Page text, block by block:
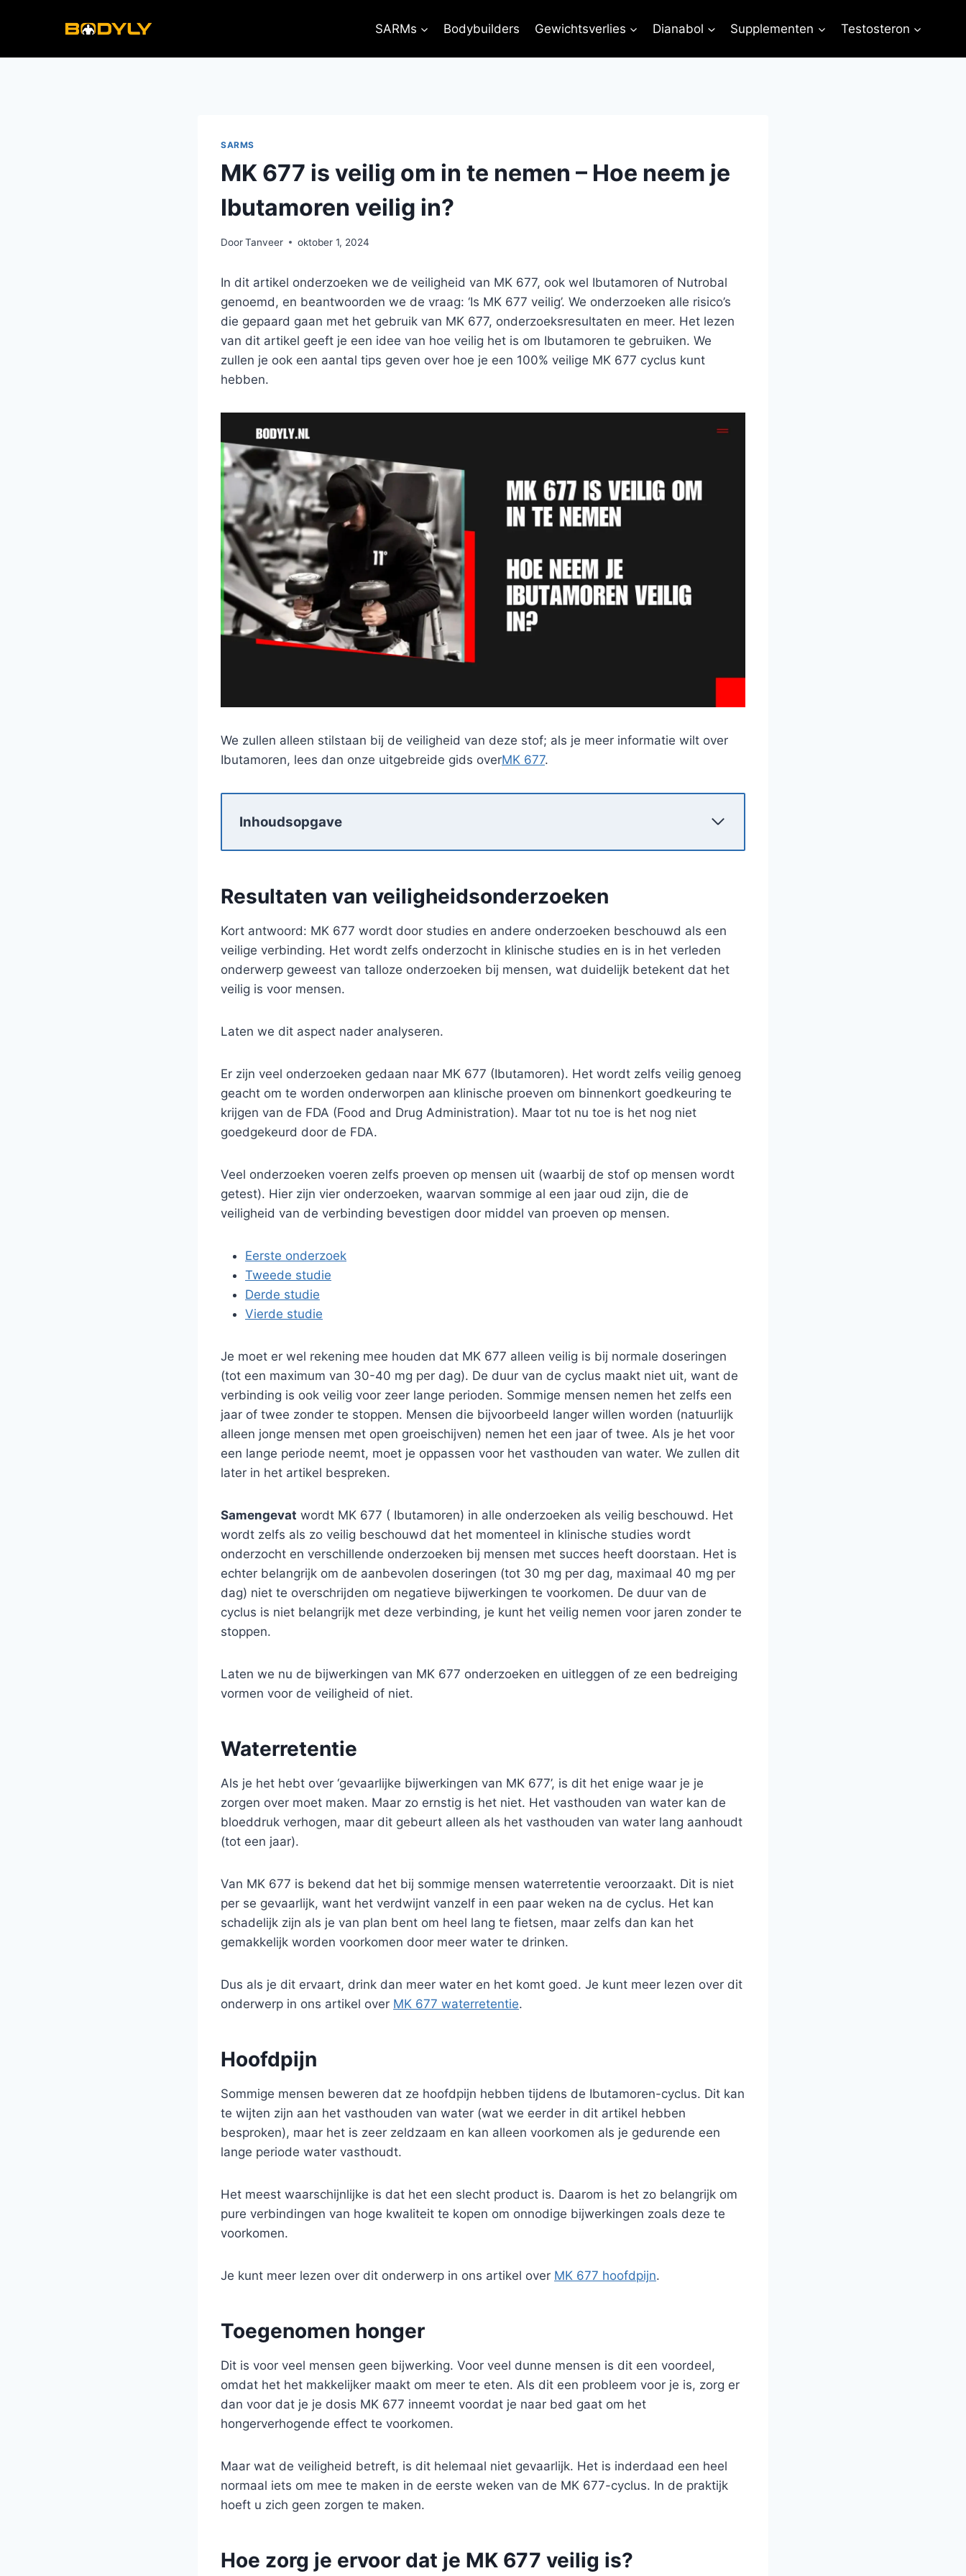
SARMs Bodybuilders Gewichtsverlies Dianabol Supplementen Testosteron
SARMS
MK 677 is veilig om in te nemen – Hoe neem je
Ibutamoren veilig in?
DoorTanveer oktober 1, 2024
In dit artikel onderzoeken we de veiligheid van MK 677, ook wel Ibutamoren of Nutrobal
genoemd, en beantwoorden we de vraag: ‘Is MK 677 veilig’. We onderzoeken alle risico’s
die gepaard gaan met het gebruik van MK 677, onderzoeksresultaten en meer. Het lezen
van dit artikel geeft je een idee van hoe veilig het is om Ibutamoren te gebruiken. We
zullen je ook een aantal tips geven over hoe je een 100% veilige MK 677 cyclus kunt
hebben.
We zullen alleen stilstaan bij de veiligheid van deze stof; als je meer informatie wilt over
Ibutamoren, lees dan onze uitgebreide gids overMK 677.
Inhoudsopgave
Resultaten van veiligheidsonderzoeken
Kort antwoord: MK 677 wordt door studies en andere onderzoeken beschouwd als een
veilige verbinding. Het wordt zelfs onderzocht in klinische studies en is in het verleden
onderwerp geweest van talloze onderzoeken bij mensen, wat duidelijk betekent dat het
veilig is voor mensen.
Laten we dit aspect nader analyseren.
Er zijn veel onderzoeken gedaan naar MK 677 (Ibutamoren). Het wordt zelfs veilig genoeg
geacht om te worden onderworpen aan klinische proeven om binnenkort goedkeuring te
krijgen van de FDA (Food and Drug Administration). Maar tot nu toe is het nog niet
goedgekeurd door de FDA.
Veel onderzoeken voeren zelfs proeven op mensen uit (waarbij de stof op mensen wordt
getest). Hier zijn vier onderzoeken, waarvan sommige al een jaar oud zijn, die de
veiligheid van de verbinding bevestigen door middel van proeven op mensen.
Eerste onderzoek
Tweede studie
Derde studie
Vierde studie
Je moet er wel rekening mee houden dat MK 677 alleen veilig is bij normale doseringen
(tot een maximum van 30-40 mg per dag). De duur van de cyclus maakt niet uit, want de
verbinding is ook veilig voor zeer lange perioden. Sommige mensen nemen het zelfs een
jaar of twee zonder te stoppen. Mensen die bijvoorbeeld langer willen worden (natuurlijk
alleen jonge mensen met open groeischijven) nemen het een jaar of twee. Als je het voor
een lange periode neemt, moet je oppassen voor het vasthouden van water. We zullen dit
later in het artikel bespreken.
Samengevat wordt MK 677 ( Ibutamoren) in alle onderzoeken als veilig beschouwd. Het
wordt zelfs als zo veilig beschouwd dat het momenteel in klinische studies wordt
onderzocht en verschillende onderzoeken bij mensen met succes heeft doorstaan. Het is
echter belangrijk om de aanbevolen doseringen (tot 30 mg per dag, maximaal 40 mg per
dag) niet te overschrijden om negatieve bijwerkingen te voorkomen. De duur van de
cyclus is niet belangrijk met deze verbinding, je kunt het veilig nemen voor jaren zonder te
stoppen.
Laten we nu de bijwerkingen van MK 677 onderzoeken en uitleggen of ze een bedreiging
vormen voor de veiligheid of niet.
Waterretentie
Als je het hebt over ‘gevaarlijke bijwerkingen van MK 677’, is dit het enige waar je je
zorgen over moet maken. Maar zo ernstig is het niet. Het vasthouden van water kan de
bloeddruk verhogen, maar dit gebeurt alleen als het vasthouden van water lang aanhoudt
(tot een jaar).
Van MK 677 is bekend dat het bij sommige mensen waterretentie veroorzaakt. Dit is niet
per se gevaarlijk, want het verdwijnt vanzelf in een paar weken na de cyclus. Het kan
schadelijk zijn als je van plan bent om heel lang te fietsen, maar zelfs dan kan het
gemakkelijk worden voorkomen door meer water te drinken.
Dus als je dit ervaart, drink dan meer water en het komt goed. Je kunt meer lezen over dit
onderwerp in ons artikel over MK 677 waterretentie.
Hoofdpijn
Sommige mensen beweren dat ze hoofdpijn hebben tijdens de Ibutamoren-cyclus. Dit kan
te wijten zijn aan het vasthouden van water (wat we eerder in dit artikel hebben
besproken), maar het is zeer zeldzaam en kan alleen voorkomen als je gedurende een
lange periode water vasthoudt.
Het meest waarschijnlijke is dat het een slecht product is. Daarom is het zo belangrijk om
pure verbindingen van hoge kwaliteit te kopen om onnodige bijwerkingen zoals deze te
voorkomen.
Je kunt meer lezen over dit onderwerp in ons artikel over MK 677 hoofdpijn.
Toegenomen honger
Dit is voor veel mensen geen bijwerking. Voor veel dunne mensen is dit een voordeel,
omdat het het makkelijker maakt om meer te eten. Als dit een probleem voor je is, zorg er
dan voor dat je je dosis MK 677 inneemt voordat je naar bed gaat om het
hongerverhogende effect te voorkomen.
Maar wat de veiligheid betreft, is dit helemaal niet gevaarlijk. Het is inderdaad een heel
normaal iets om mee te maken in de eerste weken van de MK 677-cyclus. In de praktijk
hoeft u zich geen zorgen te maken.
Hoe zorg je ervoor dat je MK 677 veilig is?